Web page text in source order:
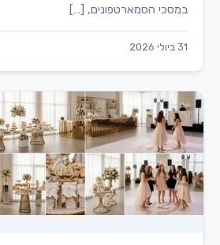
במסכי הסמארטפונים, […]
31 ביולי 2026